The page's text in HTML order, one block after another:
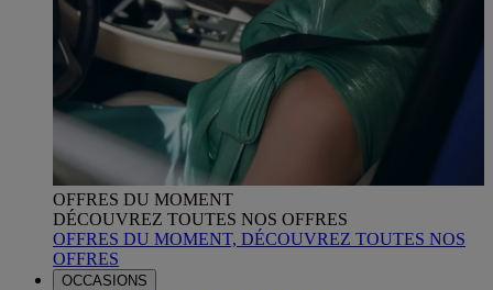
OFFRES DU MOMENT
DÉCOUVREZ TOUTES NOS OFFRES
OFFRES DU MOMENT, DÉCOUVREZ TOUTES NOS
OFFRES
OCCASIONS